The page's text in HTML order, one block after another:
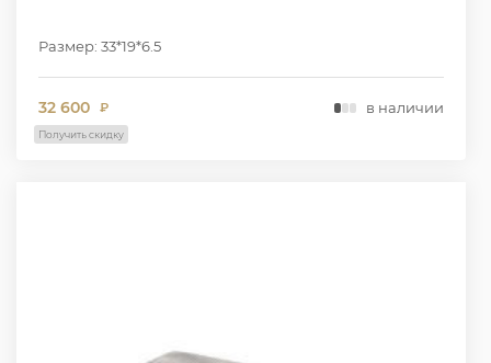
Размер: 33*19*6.5
32 600 ₽ в наличии
Получить скидку